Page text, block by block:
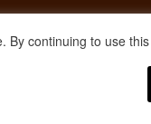
グリーンウッド
設計施工・清掃
©
continuing to use